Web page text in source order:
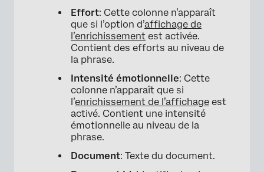
Effort: Cette colonne n’apparaît
que si l’option d’affichage de
l’enrichissement est activée.
Contient des efforts au niveau de
la phrase.
Intensité émotionnelle: Cette
colonne n’apparaît que si
l’enrichissement de l’affichage est
activé. Contient une intensité
émotionnelle au niveau de la
phrase.
Document: Texte du document.